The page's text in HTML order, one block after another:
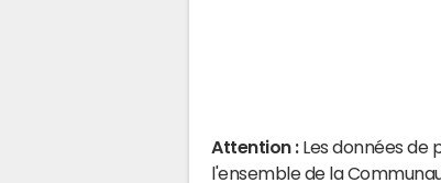
Attention : Les données de
l'ensemble de la